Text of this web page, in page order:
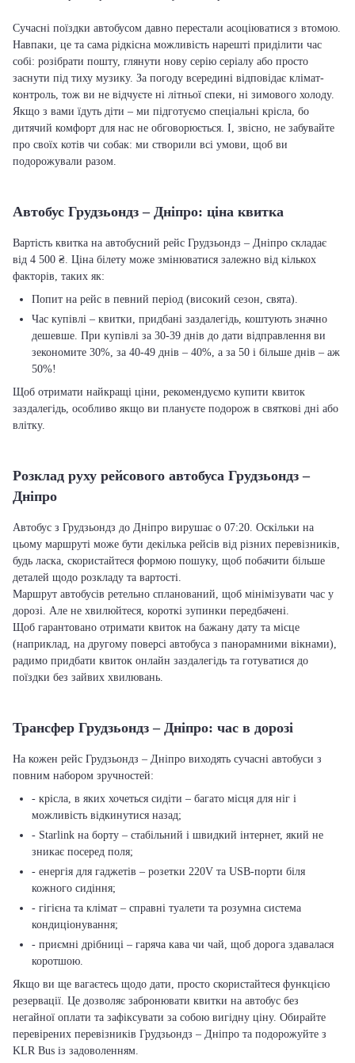
Сучасні поїздки автобусом давно перестали асоціюватися з втомою.
Навпаки, це та сама рідкісна можливість нарешті приділити час
собі: розібрати пошту, глянути нову серію серіалу або просто
заснути під тиху музику. За погоду всередині відповідає клімат-
контроль, тож ви не відчуєте ні літньої спеки, ні зимового холоду.
Якщо з вами їдуть діти – ми підготуємо спеціальні крісла, бо
дитячий комфорт для нас не обговорюється. І, звісно, не забувайте
про своїх котів чи собак: ми створили всі умови, щоб ви
подорожували разом.
Автобус Грудзьондз – Дніпро: ціна квитка
Вартість квитка на автобусний рейс Грудзьондз – Дніпро складає
від 4 500 ₴. Ціна білету може змінюватися залежно від кількох
факторів, таких як:
Попит на рейс в певний період (високий сезон, свята).
Час купівлі – квитки, придбані заздалегідь, коштують значно
дешевше. При купівлі за 30-39 днів до дати відправлення ви
зекономите 30%, за 40-49 днів – 40%, а за 50 і більше днів – аж
50%!
Щоб отримати найкращі ціни, рекомендуємо купити квиток
заздалегідь, особливо якщо ви плануєте подорож в святкові дні або
влітку.
Розклад руху рейсового автобуса Грудзьондз –
Дніпро
Автобус з Грудзьондз до Дніпро вирушає о 07:20. Оскільки на
цьому маршруті може бути декілька рейсів від різних перевізників,
будь ласка, скористайтеся формою пошуку, щоб побачити більше
деталей щодо розкладу та вартості.
Маршрут автобусів ретельно спланований, щоб мінімізувати час у
дорозі. Але не хвилюйтеся, короткі зупинки передбачені.
Щоб гарантовано отримати квиток на бажану дату та місце
(наприклад, на другому поверсі автобуса з панорамними вікнами),
радимо придбати квиток онлайн заздалегідь та готуватися до
поїздки без зайвих хвилювань.
Трансфер Грудзьондз – Дніпро: час в дорозі
На кожен рейс Грудзьондз – Дніпро виходять сучасні автобуси з
повним набором зручностей:
- крісла, в яких хочеться сидіти – багато місця для ніг і
можливість відкинутися назад;
- Starlink на борту – стабільний і швидкий інтернет, який не
зникає посеред поля;
- енергія для гаджетів – розетки 220V та USB-порти біля
кожного сидіння;
- гігієна та клімат – справні туалети та розумна система
кондиціонування;
- приємні дрібниці – гаряча кава чи чай, щоб дорога здавалася
коротшою.
Якщо ви ще вагаєтесь щодо дати, просто скористайтеся функцією
резервації. Це дозволяє забронювати квитки на автобус без
негайної оплати та зафіксувати за собою вигідну ціну. Обирайте
перевірених перевізників Грудзьондз – Дніпро та подорожуйте з
KLR Bus із задоволенням.